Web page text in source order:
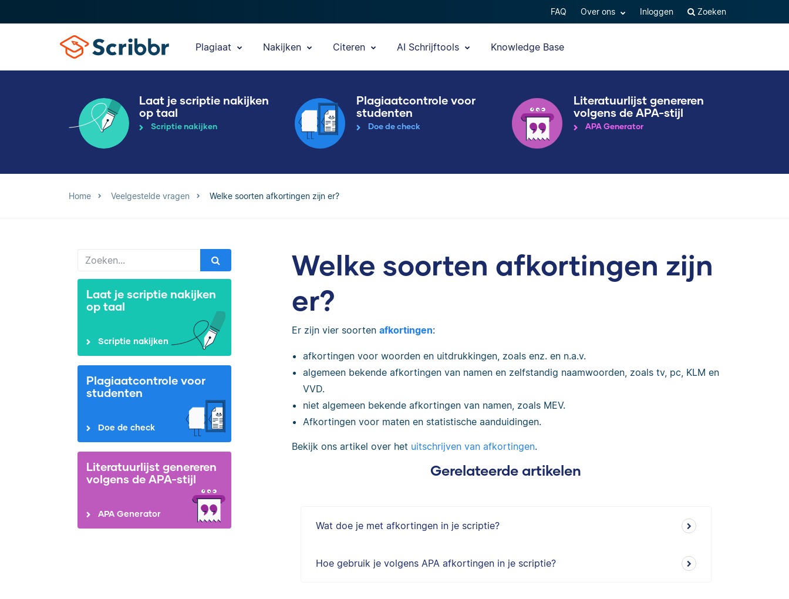
FAQ Over ons Inloggen Zoeken
Plagiaat Nakijken Citeren AI Schrijftools Knowledge Base
Laat je scriptie nakijken
op taal
Scriptie nakijken
Plagiaatcontrole voor
studenten
Doe de check
Literatuurlijst genereren
volgens de APA-stijl
APA Generator
Home Veelgestelde vragen Welke soorten afkortingen zijn er?
Laat je scriptie nakijken
op taal
Scriptie nakijken
Plagiaatcontrole voor
studenten
Doe de check
Literatuurlijst genereren
volgens de APA-stijl
APA Generator
Welke soorten afkortingen zijn
er?
Er zijn vier soorten afkortingen:
afkortingen voor woorden en uitdrukkingen, zoals enz. en n.a.v.
algemeen bekende afkortingen van namen en zelfstandig naamwoorden, zoals tv, pc, KLM en
VVD.
niet algemeen bekende afkortingen van namen, zoals MEV.
Afkortingen voor maten en statistische aanduidingen.
Bekijk ons artikel over het uitschrijven van afkortingen.
Gerelateerde artikelen
Wat doe je met afkortingen in je scriptie?
Hoe gebruik je volgens APA afkortingen in je scriptie?